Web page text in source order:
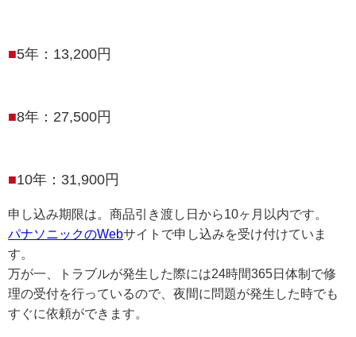
5年：13,200円
8年：27,500円
10年：31,900円
申し込み期限は。商品引き渡し日から10ヶ月以内です。
パナソニックのWebサイトで申し込みを受け付けていま
す。
万が一、トラブルが発生した際には24時間365日体制で修
理の受付を行っているので、夜間に問題が発生した時でも
すぐに依頼ができます。